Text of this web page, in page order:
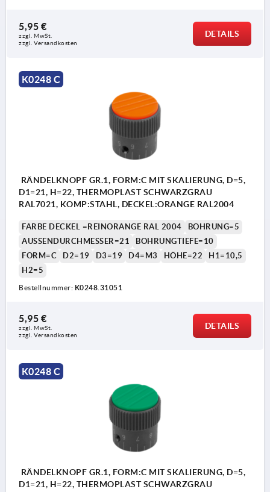
Form A: ohne Skalierung
Form C: mit Standardskalierung
1) Gewindestift zur Befestigung (bei Form C
zwischen den Zahlen 5 und 6)
5,95 €
zzgl. MwSt.
zzgl. Versandkosten
DETAILS
K0248 C
RÄNDELKNOPF GR.1, FORM:C MIT SKALIERUNG, D=5,
D1=21, H=22, THERMOPLAST SCHWARZGRAU
RAL7021, KOMP:STAHL, DECKEL:ORANGE RAL2004
FARBE DECKEL =REINORANGE RAL 2004
BOHRUNG=5
AUSSENDURCHMESSER=21
BOHRUNGTIEFE=10
FORM=C
D2=19 D3=19 D4=M3 HÖHE=22
H1=10,5
H2=5
Bestellnummer: K0248.31051
5,95 €
zzgl. MwSt.
zzgl. Versandkosten
DETAILS
K0248 C
RÄNDELKNOPF GR.1, FORM:C MIT SKALIERUNG, D=5,
D1=21, H=22, THERMOPLAST SCHWARZGRAU